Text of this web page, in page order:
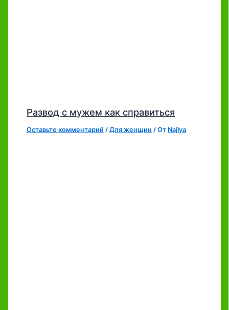
Развод с мужем как справиться
Оставьте комментарий /Для женщин / От Najlya